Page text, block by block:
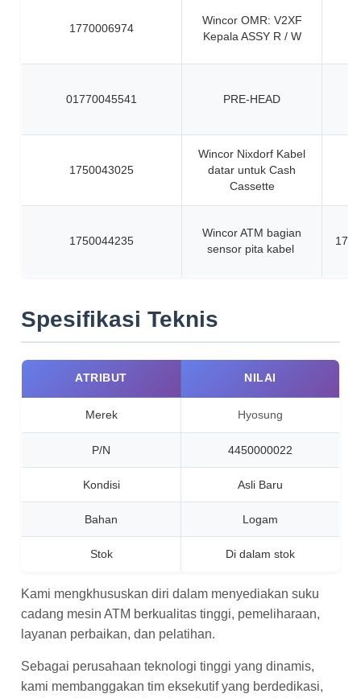
1770006974
Wincor OMR: V2XF
Kepala ASSY R / W
01770045541 PRE-HEAD
1750043025
Wincor Nixdorf Kabel
datar untuk Cash
Cassette
1750044235
Wincor ATM bagian
sensor pita kabel
Spesifikasi Teknis
ATRIBUT NILAI
Merek Hyosung
P/N 4450000022
Kondisi Asli Baru
Bahan Logam
Stok Di dalam stok
Kami mengkhususkan diri dalam menyediakan suku
cadang mesin ATM berkualitas tinggi, pemeliharaan,
layanan perbaikan, dan pelatihan.
Sebagai perusahaan teknologi tinggi yang dinamis,
kami membanggakan tim eksekutif yang berdedikasi,